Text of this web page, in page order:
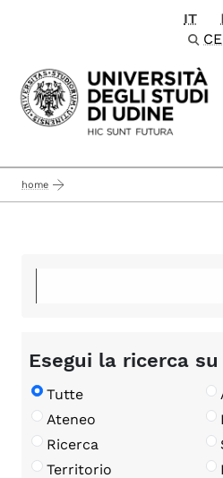
Passa al contenuto
IT
home
Esegui la ricerca
Tutte
Ateneo
Ricerca
Territorio